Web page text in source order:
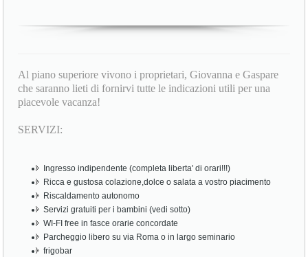
Al piano superiore vivono i proprietari, Giovanna e Gaspare
che saranno lieti di fornirvi tutte le indicazioni utili per una
piacevole vacanza!
SERVIZI:
Ingresso indipendente (completa liberta' di orari!!!)
Ricca e gustosa colazione,dolce o salata a vostro piacimento
Riscaldamento autonomo
Servizi gratuiti per i bambini (vedi sotto)
WI-FI free in fasce orarie concordate
Parcheggio libero su via Roma o in largo seminario
frigobar